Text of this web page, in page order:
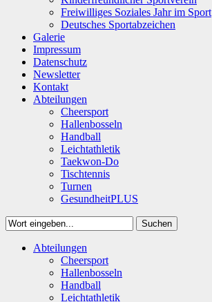
Freiwilliges Soziales Jahr im Sport
Deutsches Sportabzeichen
Galerie
Impressum
Datenschutz
Newsletter
Kontakt
Abteilungen
Cheersport
Hallenbosseln
Handball
Leichtathletik
Taekwon-Do
Tischtennis
Turnen
GesundheitPLUS
Suchen
SuchenAbteilungen
Cheersport
Hallenbosseln
Handball
Leichtathletik